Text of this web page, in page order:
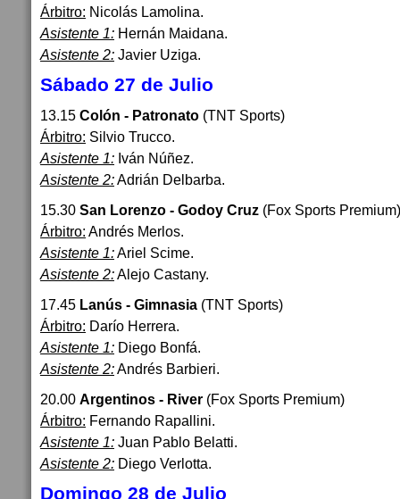
Árbitro: Nicolás Lamolina.
Asistente 1: Hernán Maidana.
Asistente 2: Javier Uziga.
Sábado 27 de Julio
13.15 Colón - Patronato (TNT Sports)
Árbitro: Silvio Trucco.
Asistente 1: Iván Núñez.
Asistente 2:Adrián Delbarba.
15.30 San Lorenzo - Godoy Cruz (Fox Sports Premium)
Árbitro: Andrés Merlos.
Asistente 1:Ariel Scime.
Asistente 2:Alejo Castany.
17.45 Lanús - Gimnasia (TNT Sports)
Árbitro: Darío Herrera.
Asistente 1: Diego Bonfá.
Asistente 2:Andrés Barbieri.
20.00 Argentinos - River (Fox Sports Premium)
Árbitro: Fernando Rapallini.
Asistente 1: Juan Pablo Belatti.
Asistente 2: Diego Verlotta.
Domingo 28 de Julio